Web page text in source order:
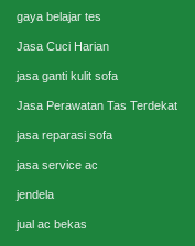
gaya belajar tes
Jasa Cuci Harian
jasa ganti kulit sofa
Jasa Perawatan Tas Terdekat
jasa reparasi sofa
jasa service ac
jendela
jual ac bekas